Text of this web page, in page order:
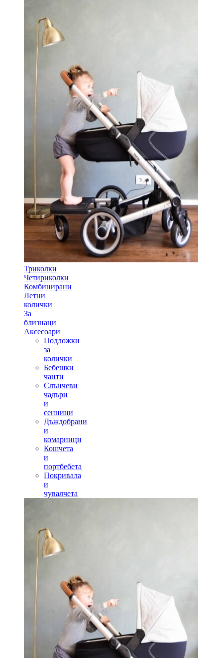
Триколки
Четириколки
Комбинирани
Летни
колички
За
близнаци
Аксесоари
Подложки
за
колички
Бебешки
чанти
Слънчеви
чадъри
и
сенници
Дъждобрани
и
комарници
Кошчета
и
портбебета
Покривала
и
чувалчета